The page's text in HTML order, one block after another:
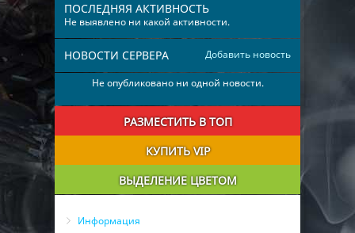
ПОСЛЕДНЯЯ АКТИВНОСТЬ
Не выявлено ни какой активности.
Добавить новость
НОВОСТИ СЕРВЕРА
Не опубликовано ни одной новости.
РАЗМЕСТИТЬ В ТОП
КУПИТЬ VIP
ВЫДЕЛЕНИЕ ЦВЕТОМ
Информация